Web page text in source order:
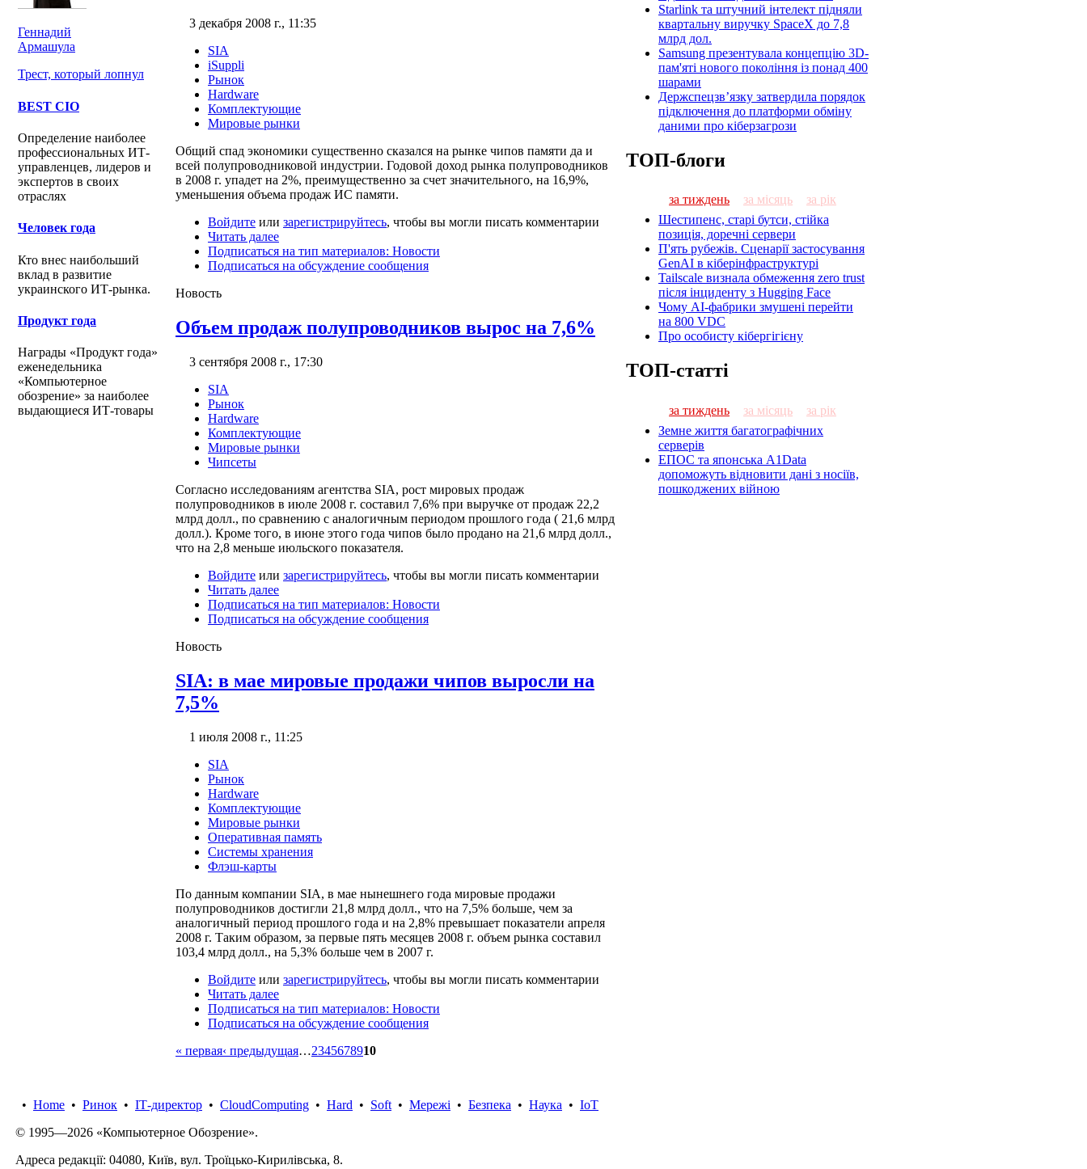
Геннадий
Армашула
Трест, который лопнул
BEST CIO
Определение наиболее
профессиональных ИТ-
управленцев, лидеров и
экспертов в своих
отраслях
Человек года
Кто внес наибольший
вклад в развитие
украинского ИТ-рынка.
Продукт года
Награды «Продукт года»
еженедельника
«Компьютерное
обозрение» за наиболее
выдающиеся ИТ-товары
3 декабря 2008 г., 11:35
SIA
iSuppli
Рынок
Hardware
Комплектующие
Мировые рынки
Общий спад экономики существенно сказался на рынке чипов памяти да и
всей полупроводниковой индустрии. Годовой доход рынка полупроводников
в 2008 г. упадет на 2%, преимущественно за счет значительного, на 16,9%,
уменьшения объема продаж ИС памяти.
Войдите или зарегистрируйтесь, чтобы вы могли писать комментарии
Читать далее
Подписаться на тип материалов: Новости
Подписаться на обсуждение сообщения
Новость
Объем продаж полупроводников вырос на 7,6%
3 сентября 2008 г., 17:30
SIA
Рынок
Hardware
Комплектующие
Мировые рынки
Чипсеты
Согласно исследованиям агентства SIA, рост мировых продаж
полупроводников в июле 2008 г. составил 7,6% при выручке от продаж 22,2
млрд долл., по сравнению с аналогичным периодом прошлого года ( 21,6 млрд
долл.). Кроме того, в июне этого года чипов было продано на 21,6 млрд долл.,
что на 2,8 меньше июльского показателя.
Войдите или зарегистрируйтесь, чтобы вы могли писать комментарии
Читать далее
Подписаться на тип материалов: Новости
Подписаться на обсуждение сообщения
Новость
SIA: в мае мировые продажи чипов выросли на
7,5%
1 июля 2008 г., 11:25
SIA
Рынок
Hardware
Комплектующие
Мировые рынки
Оперативная память
Системы хранения
Флэш-карты
По данным компании SIA, в мае нынешнего года мировые продажи
полупроводников достигли 21,8 млрд долл., что на 7,5% больше, чем за
аналогичный период прошлого года и на 2,8% превышает показатели апреля
2008 г. Таким образом, за первые пять месяцев 2008 г. объем рынка составил
103,4 млрд долл., на 5,3% больше чем в 2007 г.
Войдите или зарегистрируйтесь, чтобы вы могли писать комментарии
Читать далее
Подписаться на тип материалов: Новости
Подписаться на обсуждение сообщения
« первая‹ предыдущая…2345678910
Starlink та штучний інтелект підняли
квартальну виручку SpaceX до 7,8
млрд дол.
Samsung презентувала концепцію 3D-
пам'яті нового покоління із понад 400
шарами
Держспецзв’язку затвердила порядок
підключення до платформи обміну
даними про кіберзагрози
ТОП-блоги
за тиждень за місяць
за рік
Шестипенс, старі бутси, стійка
позиція, доречні сервери
П'ять рубежів. Сценарії застосування
GenAI в кіберінфраструктурі
Tailscale визнала обмеження zero trust
після інциденту з Hugging Face
Чому AI-фабрики змушені перейти
на 800 VDC
Про особисту кібергігієну
ТОП-статті
за тиждень за місяць
за рік
Земне життя багатографічних
серверів
ЕПОС та японська A1Data
допоможуть відновити дані з носіїв,
пошкоджених війною
• Home • Ринок • IТ-директор • CloudComputing • Hard • Soft • Мережі • Безпека • Наука • IoT
© 1995—2026 «Компьютерное Обозрение».
Адреса редакції: 04080, Київ, вул. Троїцько-Кирилівська, 8.